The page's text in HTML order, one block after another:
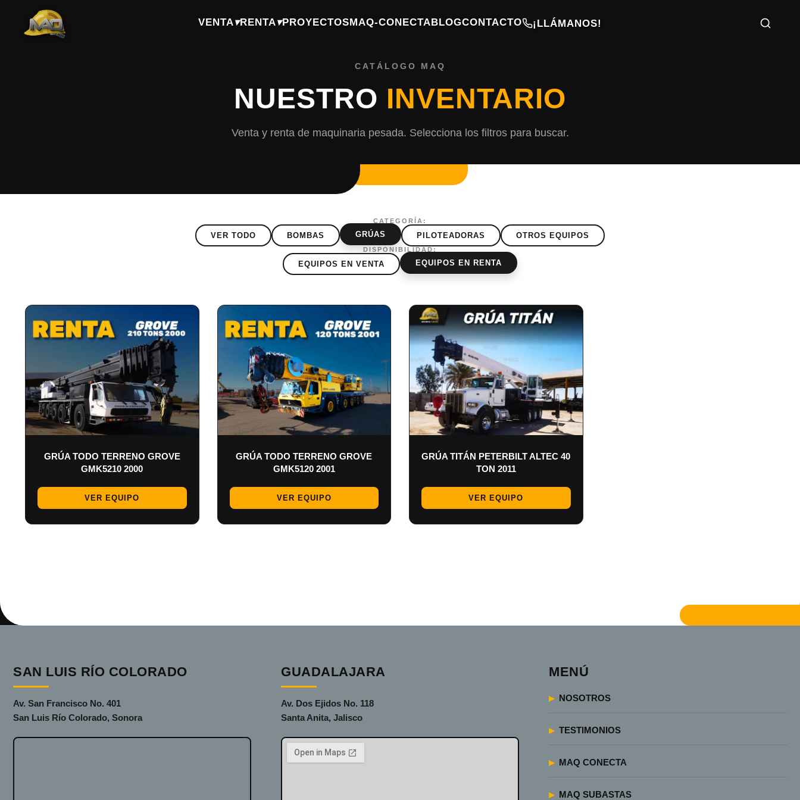
VENTA▾RENTA▾PROYECTOSMAQ-CONECTABLOGCONTACTO ¡LLÁMANOS!
CATÁLOGO MAQ
NUESTRO INVENTARIO
Venta y renta de maquinaria pesada. Selecciona los filtros para buscar.
CATEGORÍA:
VER TODO BOMBAS GRÚAS PILOTEADORAS OTROS EQUIPOS
DISPONIBILIDAD:
EQUIPOS EN VENTA EQUIPOS EN RENTA
GRÚA TODO TERRENO GROVE
GMK5210 2000
VER EQUIPO
GRÚA TODO TERRENO GROVE
GMK5120 2001
VER EQUIPO
GRÚA TITÁN PETERBILT ALTEC 40
TON 2011
VER EQUIPO
SAN LUIS RÍO COLORADO
Av. San Francisco No. 401
San Luis Río Colorado, Sonora
GUADALAJARA
Av. Dos Ejidos No. 118
Santa Anita, Jalisco
MENÚ
NOSOTROS
TESTIMONIOS
MAQ CONECTA
MAQ SUBASTAS